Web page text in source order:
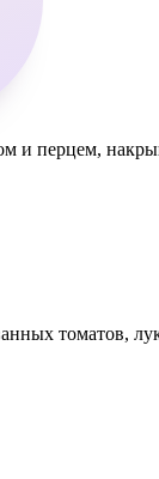
перцем,
томатов,